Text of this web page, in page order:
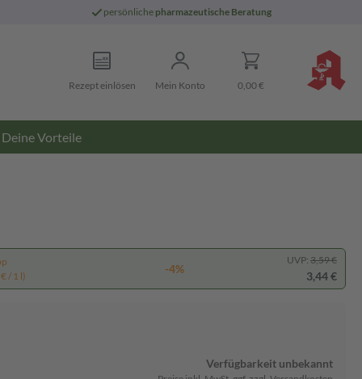
persönliche pharmazeutische Beratung
Rezept einlösen Mein Konto 0,00 €
Deine Vorteile
/ 1 l)
-4%
UVP: 3,59 €
3,44 €
Verfügbarkeit unbekannt